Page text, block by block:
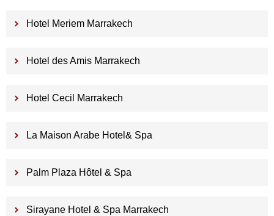
Hotel Meriem Marrakech
Hotel des Amis Marrakech
Hotel Cecil Marrakech
La Maison Arabe Hotel& Spa
Palm Plaza Hôtel & Spa
Sirayane Hotel & Spa Marrakech